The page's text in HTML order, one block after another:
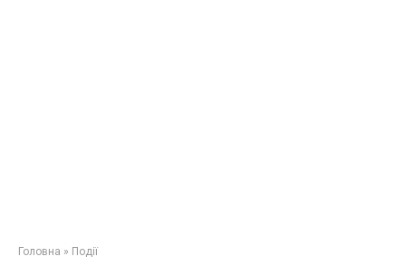
Головна » Події